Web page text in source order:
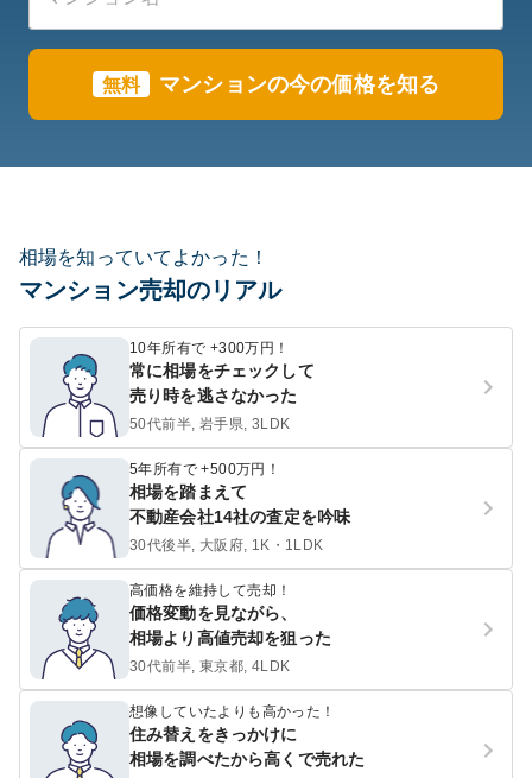
無料 マンションの今の価格を知る
相場を知っていてよかった！
マンション売却のリアル
10年所有で +300万円！
常に相場をチェックして
売り時を逃さなかった
50代前半, 岩手県, 3LDK
5年所有で +500万円！
相場を踏まえて
不動産会社14社の査定を吟味
30代後半, 大阪府, 1K・1LDK
高価格を維持して売却！
価格変動を見ながら、
相場より高値売却を狙った
30代前半, 東京都, 4LDK
想像していたよりも高かった！
住み替えをきっかけに
相場を調べたから高くで売れた